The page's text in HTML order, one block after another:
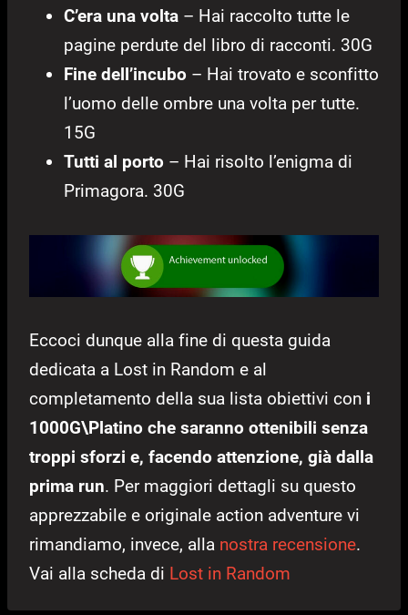
C’era una volta – Hai raccolto tutte le
pagine perdute del libro di racconti. 30G
Fine dell’incubo – Hai trovato e sconfitto
l’uomo delle ombre una volta per tutte.
15G
Tutti al porto – Hai risolto l’enigma di
Primagora. 30G
Eccoci dunque alla fine di questa guida
dedicata a Lost in Random e al
completamento della sua lista obiettivi con i
1000G\Platino che saranno ottenibili senza
troppi sforzi e, facendo attenzione, già dalla
prima run. Per maggiori dettagli su questo
apprezzabile e originale action adventure vi
rimandiamo, invece, alla nostra recensione.
Vai alla scheda di Lost in Random